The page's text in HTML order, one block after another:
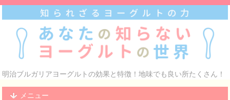
明治ブルガリアヨーグルトの効果と特徴！地味でも良い所たくさん！
メニュー